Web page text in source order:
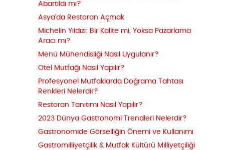
Abartıldı mı?
Asya'da Restoran Açmak
Michelin Yıldızı: Bir Kalite mi, Yoksa Pazarlama
Aracı mı?
Menü Mühendisliği Nasıl Uygulanır?
Otel Mutfağı Nasıl Yapılır?
Profesyonel Mutfaklarda Doğrama Tahtası
Renkleri Nelerdir?
Restoran Tanıtımı Nasıl Yapılır?
2023 Dünya Gastronomi Trendleri Nelerdir?
Gastronomide Görselliğin Önemi ve Kullanımı
Gastromilliyetçilik & Mutfak Kültürü Milliyetçiliği